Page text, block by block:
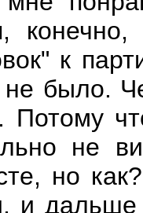
к
было.
Потому
не
но
и